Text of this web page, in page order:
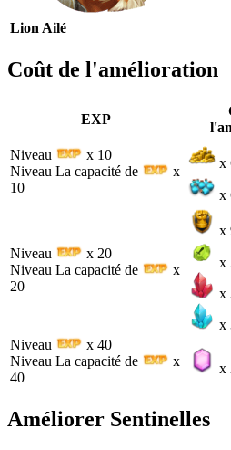
Lion Ailé
Coût de l'amélioration
EXP
Niveau
x 10
Niveau La capacité de
x
10
x
x
Niveau
x 20
Niveau La capacité de
x
20
x
x
x
x
Niveau
x 40
Niveau La capacité de
x
40
x
Améliorer Sentinelles